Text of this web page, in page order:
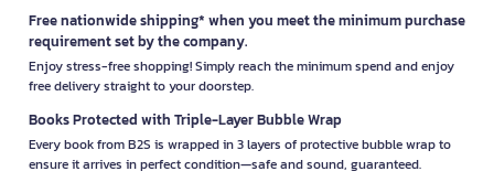
Free nationwide shipping* when you meet the minimum purchase
requirement set by the company.
Enjoy stress-free shopping! Simply reach the minimum spend and enjoy
free delivery straight to your doorstep.
Books Protected with Triple-Layer Bubble Wrap
Every book from B2S is wrapped in 3 layers of protective bubble wrap to
ensure it arrives in perfect condition—safe and sound, guaranteed.